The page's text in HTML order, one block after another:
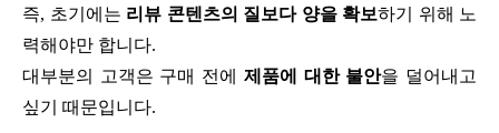
즉, 초기에는 리뷰 콘텐츠의 질보다 양을 확보하기 위해 노
력해야만 합니다.
대부분의 고객은 구매 전에 제품에 대한 불안을 덜어내고
싶기 때문입니다.